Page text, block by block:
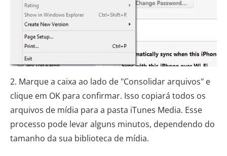
2. Marque a caixa ao lado de "Consolidar arquivos" e
clique em OK para confirmar. Isso copiará todos os
arquivos de mídia para a pasta iTunes Media. Esse
processo pode levar alguns minutos, dependendo do
tamanho da sua biblioteca de mídia.